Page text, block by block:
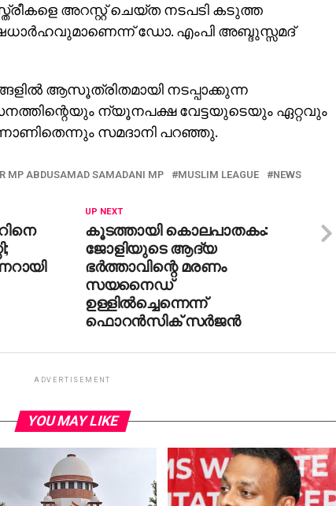
അറസ്റ്റ് ചെയ്ത നടപടി കടുത്ത
ഡോ. എംപി അബ്ദുസ്സമദ്
ആസൂത്രിതമായി നടപ്പാക്കുന്ന
ന്യൂനപക്ഷ വേട്ടയുടെയും ഏറ്റവും
സമദാനി പറഞ്ഞു.
MP ABDUSAMAD SAMADANI MP MUSLIM LEAGUE NEWS
UP NEXT
കൂടത്തായി കൊലപാതകം:
ജോളിയുടെ ആദ്യ
ഭര്‍ത്താവിന്റെ മരണം
സയനൈഡ്
ഉള്ളില്‍ച്ചെന്നെന്ന്
ഫൊറന്‍സിക് സര്‍ജന്‍
ADVERTISEMENT
YOU MAY LIKE